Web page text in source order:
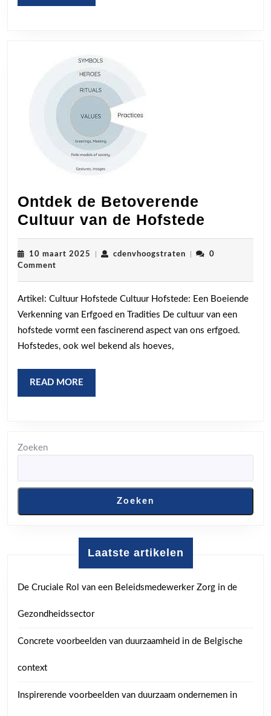
Dag MORE
Ontdek de Betoverende
Cultuur van de Hofstede
de
van
de
10 maart 2025 10
cdenvhoogstratencdenvhoogstraten
0
Comment
Artikel: Cultuur Hofstede Cultuur Hofstede: Een Boeiende
Verkenning van Erfgoed en Tradities De cultuur van een
hofstede vormt een fascinerend aspect van ons erfgoed.
Hofstedes, ook wel bekend als hoeves,
READ MORE
MORE
Zoeken
Zoeken
Laatste artikelen
De Cruciale Rol van een Beleidsmedewerker Zorg in de
Gezondheidssector
Concrete voorbeelden van duurzaamheid in de Belgische
context
Inspirerende voorbeelden van duurzaam ondernemen in